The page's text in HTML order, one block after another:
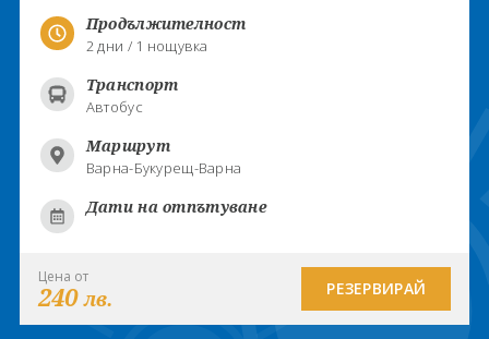
Продължителност
2 дни / 1 нощувка
Транспорт
Автобус
Маршрут
Варна-Букурещ-Варна
Дати на отпътуване
РЕЗЕРВИРАЙ
Цена от
240лв.